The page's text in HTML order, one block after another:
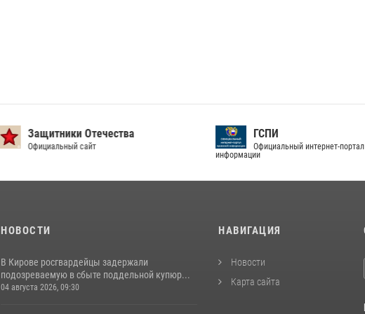
Защитники Отечества
Официальный сайт
ГСПИ
Официальный интернет-
информации
НОВОСТИ
В Кирове росгвардейцы задержали
подозреваемую в сбыте поддельной купюр...
04 августа 2026, 09:30
НАВИГАЦИЯ
Новости
Карта сайта